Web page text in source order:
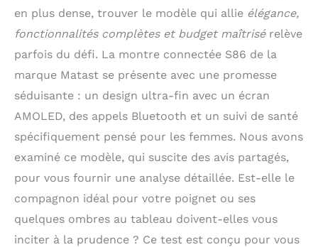
en plus dense, trouver le modèle qui allie élégance,
fonctionnalités complètes et budget maîtrisérelève
parfois du défi. La montre connectée S86 de la
marque Matast se présente avec une promesse
séduisante : un design ultra-fin avec un écran
AMOLED, des appels Bluetooth et un suivi de santé
spécifiquement pensé pour les femmes. Nous avons
examiné ce modèle, qui suscite des avis partagés,
pour vous fournir une analyse détaillée. Est-elle le
compagnon idéal pour votre poignet ou ses
quelques ombres au tableau doivent-elles vous
inciter à la prudence ? Ce test est conçu pour vous